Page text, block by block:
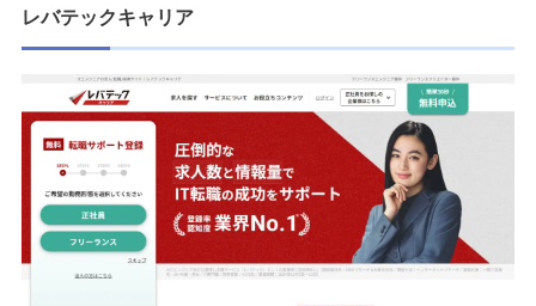
レバテックキャリア